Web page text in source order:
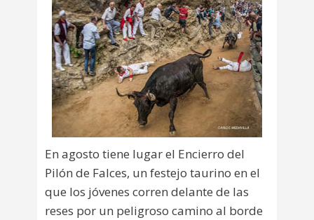
En agosto tiene lugar el Encierro del
Pilón de Falces, un festejo taurino en el
que los jóvenes corren delante de las
reses por un peligroso camino al borde